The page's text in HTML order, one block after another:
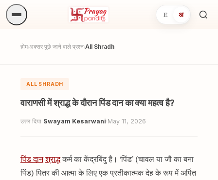
E अ
होम/अक्सर पूछे जाने वाले प्रश्न/All Shradh
ALL SHRADH
वाराणसी में श्राद्ध के दौरान पिंड दान का क्या महत्व है?
उत्तर दिया Swayam Kesarwani·May 11, 2026
पिंड दानश्राद्धकर्म का केंद्रबिंदु है। ‘पिंड’ (चावल या जौ का बना
पिंड) पितर की आत्मा के लिए एक प्रतीकात्मक देह के रूप में अर्पित